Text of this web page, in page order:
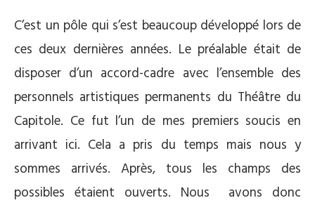
C’est un pôle qui s’est beaucoup développé lors de
ces deux dernières années. Le préalable était de
disposer d’un accord-cadre avec l’ensemble des
personnels artistiques permanents du Théâtre du
Capitole. Ce fut l’un de mes premiers soucis en
arrivant ici. Cela a pris du temps mais nous y
sommes arrivés. Après, tous les champs des
possibles étaient ouverts. Nous avons donc